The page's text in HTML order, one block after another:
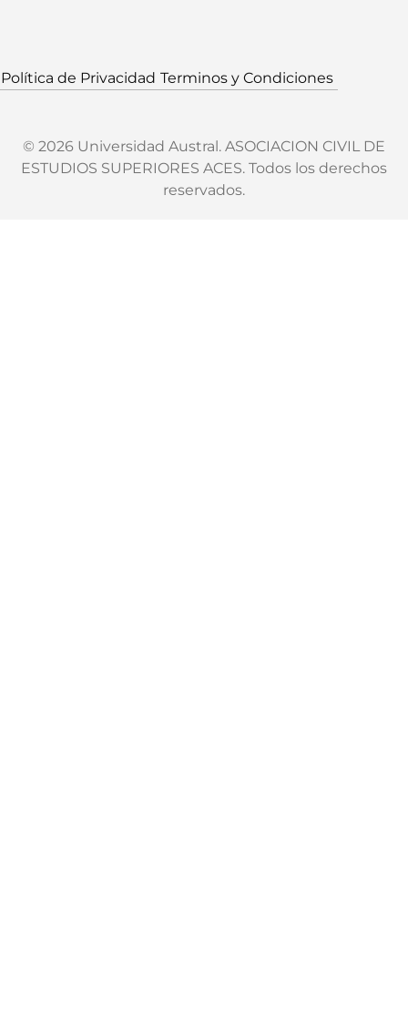
Política de Privacidad Terminos y Condiciones
© 2026 Universidad Austral. ASOCIACION CIVIL DE
ESTUDIOS SUPERIORES ACES. Todos los derechos
reservados.